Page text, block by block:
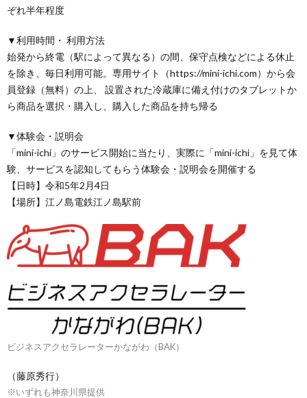
ぞれ半年程度
▼利用時間・ 利用方法
始発から終電（駅によって異なる）の間、保守点検などによる休止
を除き、毎日利用可能。専用サイト（https://mini-ichi.com）から会
員登録（無料）の上、 設置された冷蔵庫に備え付けのタブレットか
ら商品を選択・購入し、購入した商品を持ち帰る
▼体験会・説明会
「mini-ichi」のサービス開始に当たり、実際に「mini-ichi」を見て体
験、サービスを認知してもらう体験会・説明会を開催する
【日時】令和5年2月4日
【場所】江ノ島電鉄江ノ島駅前
ビジネスアクセラレーターかながわ（BAK）
（藤原秀行）
※いずれも神奈川県提供